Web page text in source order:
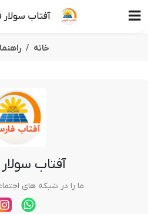
آفتاب
خانه
آفتاب
ما را در شبکه های